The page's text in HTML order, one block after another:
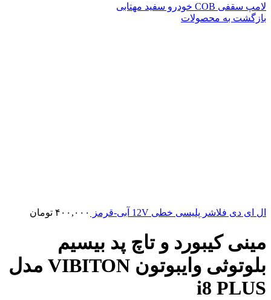
لامپ سقفی COB خودرو سفید مهتابی
بازگشت به محصولات
ال ای دی فلاشر پلیسی خطی 12V آبی-قرمز ۴۰۰,۰۰۰ تومان
مینی کیبورد و تاچ پد بیسیم
بلوتوثی وایبوتون VIBITON مدل
i8 PLUS